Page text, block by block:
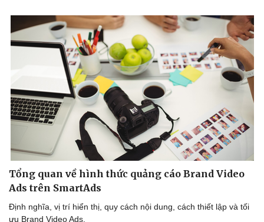
Tổng quan về hình thức quảng cáo Brand Video
Ads trên SmartAds
Định nghĩa, vị trí hiển thị, quy cách nội dung, cách thiết lập và tối
ưu Brand Video Ads.